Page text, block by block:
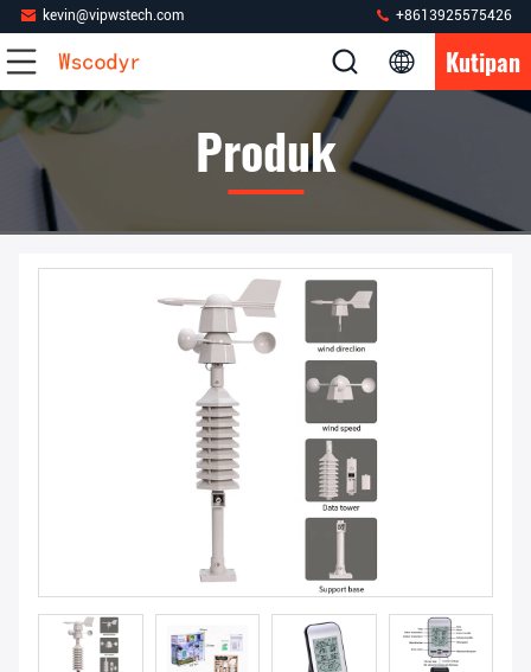
kevin@vipwstech.com +8613925575426
Kutipan
Produk